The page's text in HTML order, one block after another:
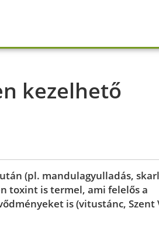
kezelhető
(pl. mandulagyulladás,
toxint is termel, ami felelős a
is (vitustánc, Szent